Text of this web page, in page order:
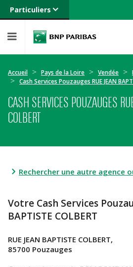
Particuliers
Banque privée
Entreprises
Accueil Pays de la Loire Vendée
Cash Services Pouzauges RUE JEAN
CASH SERVICES POUZAUGES
COLBERT
Rechercher une autre agence
Votre Cash Services
BAPTISTE COLBERT
RUE JEAN BAPTISTE COLBERT,
85700 Pouzauges